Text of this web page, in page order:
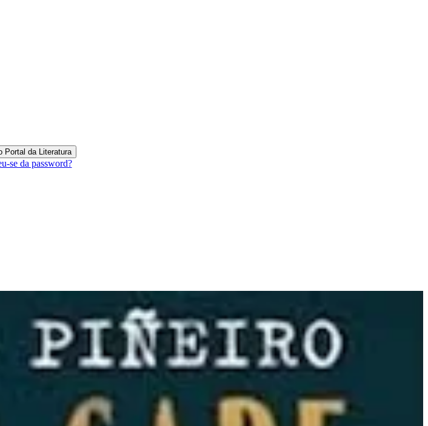
se da password?